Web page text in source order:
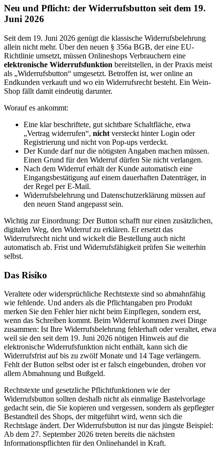
Neu und Pflicht: der Widerrufsbutton seit dem 19.
Juni 2026
Seit dem 19. Juni 2026 genügt die klassische Widerrufsbelehrung
allein nicht mehr. Über den neuen § 356a BGB, der eine EU-
Richtlinie umsetzt, müssen Onlineshops Verbrauchern eine
elektronische Widerrufsfunktion bereitstellen, in der Praxis meist
als „Widerrufsbutton“ umgesetzt. Betroffen ist, wer online an
Endkunden verkauft und wo ein Widerrufsrecht besteht. Ein Wein-
Shop fällt damit eindeutig darunter.
Worauf es ankommt:
Eine klar beschriftete, gut sichtbare Schaltfläche, etwa
„Vertrag widerrufen“, nicht versteckt hinter Login oder
Registrierung und nicht von Pop-ups verdeckt.
Der Kunde darf nur die nötigsten Angaben machen müssen.
Einen Grund für den Widerruf dürfen Sie nicht verlangen.
Nach dem Widerruf erhält der Kunde automatisch eine
Eingangsbestätigung auf einem dauerhaften Datenträger, in
der Regel per E-Mail.
Widerrufsbelehrung und Datenschutzerklärung müssen auf
den neuen Stand angepasst sein.
Wichtig zur Einordnung: Der Button schafft nur einen zusätzlichen,
digitalen Weg, den Widerruf zu erklären. Er ersetzt das
Widerrufsrecht nicht und wickelt die Bestellung auch nicht
automatisch ab. Frist und Widerrufsfähigkeit prüfen Sie weiterhin
selbst.
Das Risiko
Veraltete oder widersprüchliche Rechtstexte sind so abmahnfähig
wie fehlende. Und anders als die Pflichtangaben pro Produkt
merken Sie den Fehler hier nicht beim Einpflegen, sondern erst,
wenn das Schreiben kommt. Beim Widerruf kommen zwei Dinge
zusammen: Ist Ihre Widerrufsbelehrung fehlerhaft oder veraltet, etwa
weil sie den seit dem 19. Juni 2026 nötigen Hinweis auf die
elektronische Widerrufsfunktion nicht enthält, kann sich die
Widerrufsfrist auf bis zu zwölf Monate und 14 Tage verlängern.
Fehlt der Button selbst oder ist er falsch eingebunden, drohen vor
allem Abmahnung und Bußgeld.
Rechtstexte und gesetzliche Pflichtfunktionen wie der
Widerrufsbutton sollten deshalb nicht als einmalige Bastelvorlage
gedacht sein, die Sie kopieren und vergessen, sondern als gepflegter
Bestandteil des Shops, der mitgeführt wird, wenn sich die
Rechtslage ändert. Der Widerrufsbutton ist nur das jüngste Beispiel:
Ab dem 27. September 2026 treten bereits die nächsten
Informationspflichten für den Onlinehandel in Kraft.